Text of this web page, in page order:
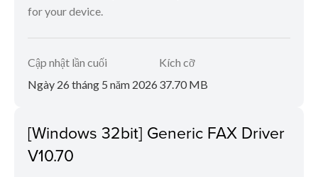
for your device.
Cập nhật lần cuối
Ngày 26 tháng 5 năm 2026
Kích cỡ
37.70 MB
[Windows 32bit] Generic FAX Driver
V10.70